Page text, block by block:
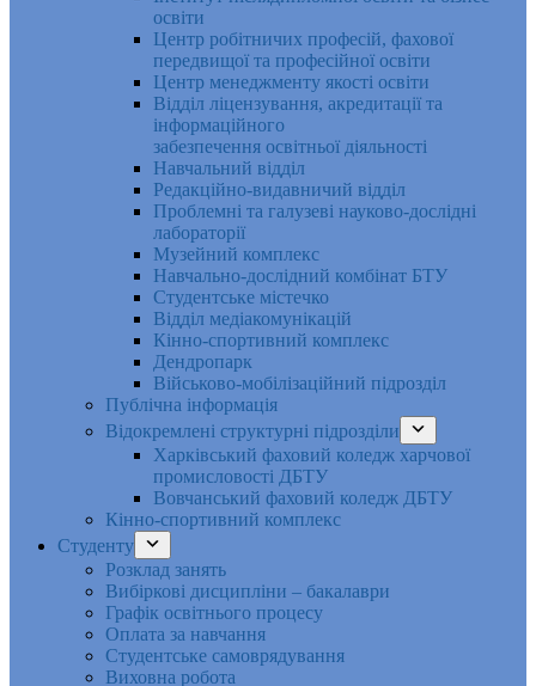
освіти
Центр робітничих професій, фахової
передвищої та професійної освіти
Центр менеджменту якості освіти
Відділ ліцензування, акредитації та
інформаційного
забезпечення освітньої діяльності
Навчальний відділ
Редакційно-видавничий відділ
Проблемні та галузеві науково-дослідні
лабораторії
Музейний комплекс
Навчально-дослідний комбінат БТУ
Студентське містечко
Відділ медіакомунікацій
Кінно-спортивний комплекс
Дендропарк
Військово-мобілізаційний підрозділ
Публічна інформація
Відокремлені структурні підрозділи
Харківський фаховий коледж харчової
промисловості ДБТУ
Вовчанський фаховий коледж ДБТУ
Кінно-спортивний комплекс
Студенту
Розклад занять
Вибіркові дисципліни – бакалаври
Графік освітнього процесу
Оплата за навчання
Студентське самоврядування
Виховна робота